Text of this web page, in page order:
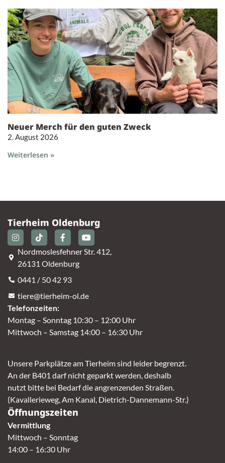
Neuer Merch für den guten Zweck
2. August 2026
Weiterlesen »
Tierheim Oldenburg
Nordmoslesfehner Str. 412,
26131 Oldenburg
0441 / 50 42 93
tiere@tierheim-ol.de
Telefonzeiten:
Montag – Sonntag 10:30 – 12:00 Uhr
Mittwoch – Samstag 14:00 – 16:30 Uhr
Unsere Parkplätze am Tierheim sind leider begrenzt.
An der B401 darf nicht geparkt werden, deshalb
nutzt bitte bei Bedarf die angrenzenden Straßen.
(Kavallerieweg, Am Kanal, Dietrich-Dannemann-Str.)
Öffnungszeiten
Vermittlung
Mittwoch – Sonntag
14:00 – 16:30 Uhr